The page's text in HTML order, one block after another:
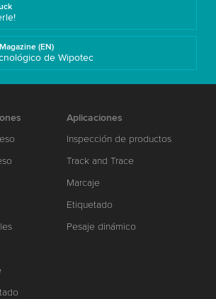
(EN)
de Wipotec
Aplicaciones
Inspección de productos
Track and Trace
Marcaje
Etiquetado
Pesaje dinámico